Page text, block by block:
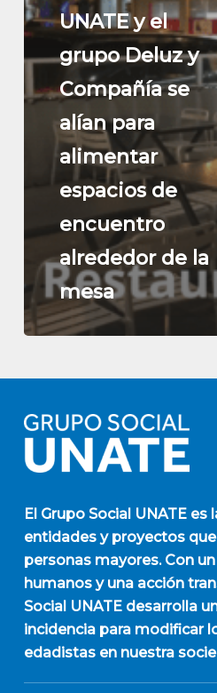
UNATE y el
grupo Deluz y
Compañía se
alían para
alimentar
espacios de
encuentro
alrededor de la
mesa
El Grupo Social UNATEes
entidades y proyectos
personas mayores. Con
humanos y una acción
Social UNATE desarrolla
incidencia para modificar
edadistas en nuestra